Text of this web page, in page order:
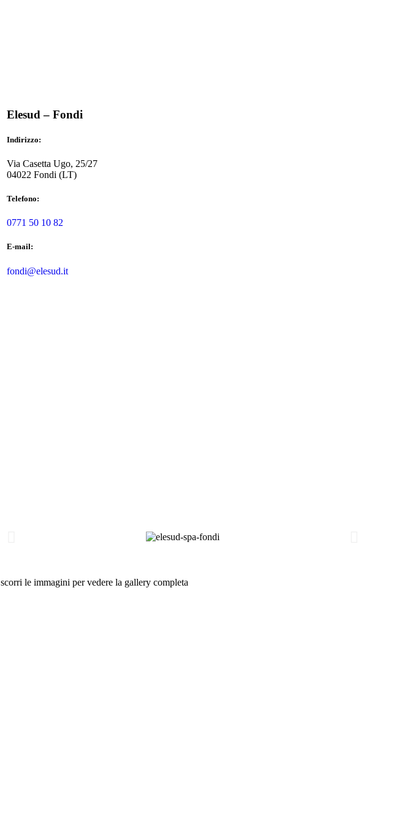
Elesud – Fondi
Indirizzo:
Via Casetta Ugo, 25/27
04022 Fondi (LT)
Telefono:
0771 50 10 82
E-mail:
fondi@elesud.it
scorri le immagini per vedere la gallery completa